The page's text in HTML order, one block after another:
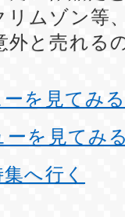
リムゾン等
外と売れる
を見てみ
ーを見てみ
へ行く